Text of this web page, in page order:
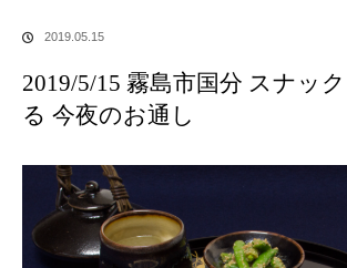
2019.05.15
2019/5/15 霧島市国分 スナッ
る 今夜のお通し